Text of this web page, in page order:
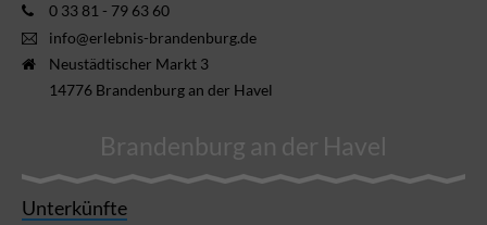
0 33 81 - 79 63 60
info@erlebnis-brandenburg.de
Neustädtischer Markt 3
14776 Brandenburg an der Havel
Brandenburg an der Havel
Unterkünfte